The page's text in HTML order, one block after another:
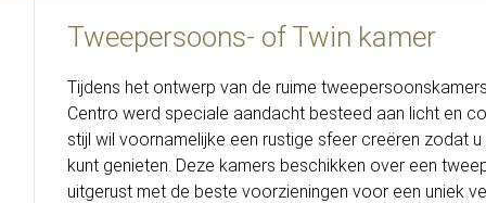
Tweepersoons- of Twin kamer
Tijdens het ontwerp van de ruime
Centro werd speciale aandacht besteed aan licht en
stijl wil voornamelijke een rustige sfeer creëren zodat
kunt genieten. Deze kamers beschikken over een
uitgerust met de beste voorzieningen voor een uniek